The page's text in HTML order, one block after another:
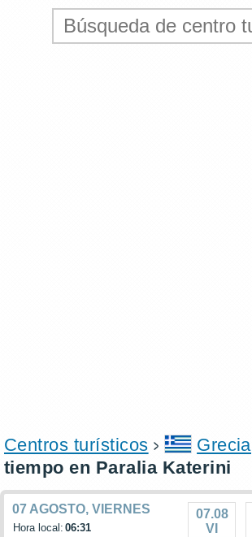
Centros turísticos Grecia
tiempo en Paralia Katerini
07 AGOSTO, VIERNES
Hora local: 06:31
07.08
VI